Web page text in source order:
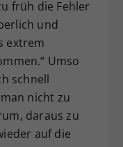
früh die Fehler
und
extrem
Umso
schnell
nicht zu
daraus zu
auf die